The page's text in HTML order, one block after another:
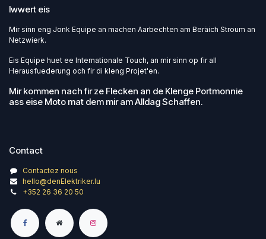
Iwwert eis
Mir sinn eng Jonk Equipe an machen Aarbechten am Beräich Stroum an
Netzwierk.
Eis Equipe huet ee Internationale Touch, an mir sinn op fir all
Herausfuederung och fir di kleng Projet'en.
Mir kommen nach fir ze Flecken an de Klenge Portmonnie
ass eise Moto mat dem mir am Alldag Schaffen.
Contact
Contactez nous
hello@denElektriker.lu
+352 26 36 20 50